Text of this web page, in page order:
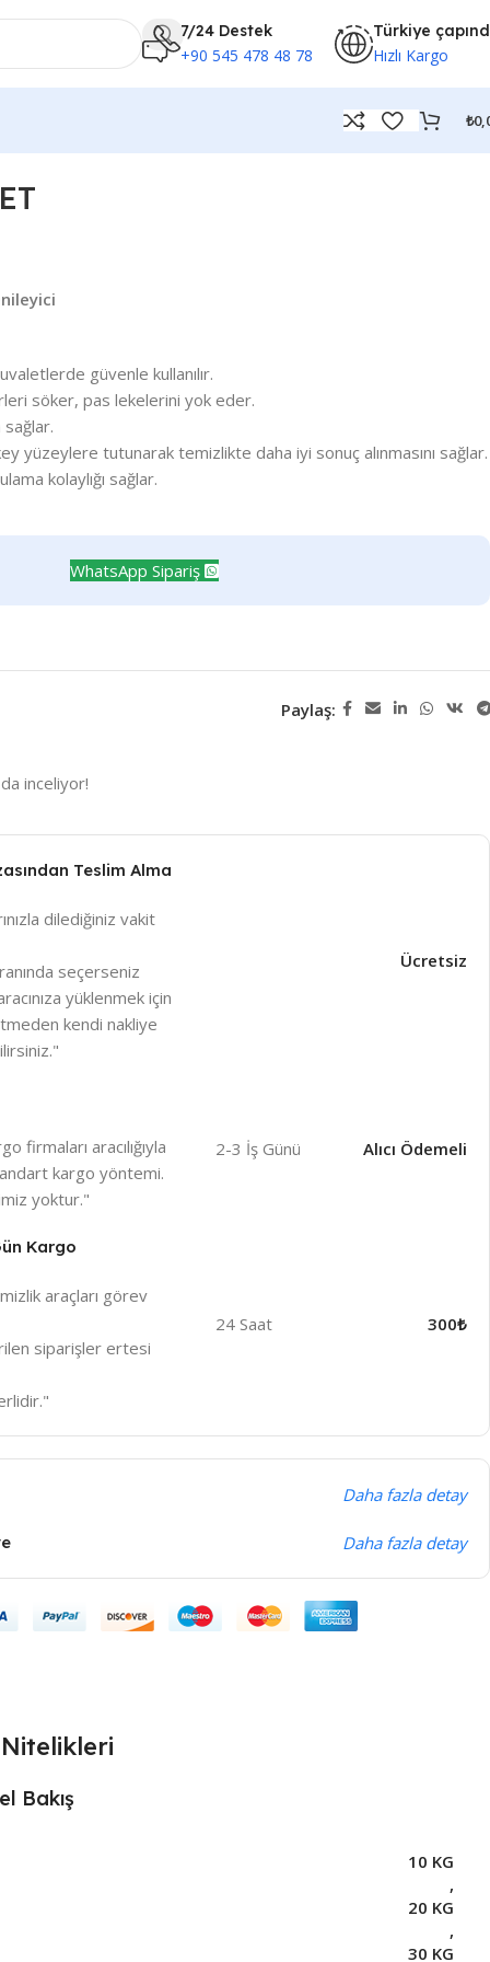
7/24 Destek
+90 545 478 48 78
Türkiye
Hızlı Kargo
₺
güvenle kullanılır.
söker, pas lekelerini yok eder.
yüzeylere tutunarak temizlikte daha iyi sonuç alınmasını sağlar.
kolaylığı sağlar.
WhatsApp Sipariş
Paylaş:
inceliyor!
Teslim Alma
dilediğiniz vakit
seçerseniz
yüklenmek için
kendi nakliye
Ücretsiz
firmaları aracılığıyla
kargo yöntemi.
yoktur."
2-3 İş Günü Alıcı Ödemeli
Kargo
araçları görev
siparişler ertesi
24 Saat 300₺
Daha fazla detay
Daha fazla detay
Bakış
10 KG
,
20 KG
,
30 KG